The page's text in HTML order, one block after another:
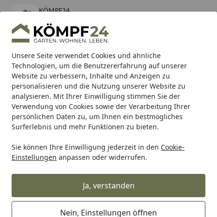
Unsere Seite verwendet Cookies und ähnliche
Technologien, um die Benutzererfahrung auf unserer
Website zu verbessern, Inhalte und Anzeigen zu
personalisieren und die Nutzung unserer Website zu
analysieren. Mit Ihrer Einwilligung stimmen Sie der
Verwendung von Cookies sowie der Verarbeitung Ihrer
persönlichen Daten zu, um Ihnen ein bestmögliches
Surferlebnis und mehr Funktionen zu bieten.
Sie können Ihre Einwilligung jederzeit in den Cookie-
Einstellungen anpassen oder widerrufen.
Ja, verstanden
Nein, Einstellungen öffnen
KÖMPF24
kostenlos - Im App Store
Hotline
Alle Produkte
Mein Konto
Suchen
Karibu Pools inkl. gratis Sandfilteranlage & Pool-
Starterset (Gesamtwert bis 468,99€)
Startseite
Grill Weber Ablage Gitter Genesis II 4XX (66172)
Weber Ablage Gitter Genesis II 4XX